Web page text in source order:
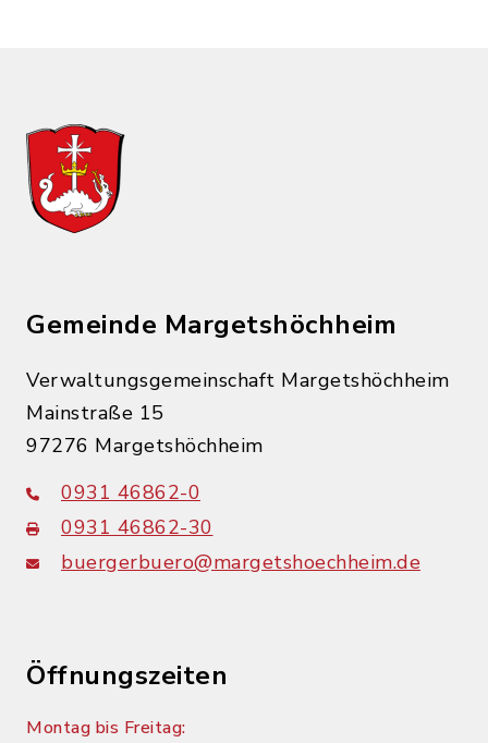
Gemeinde Margetshöchheim
Verwaltungsgemeinschaft Margetshöchheim
Mainstraße 15
97276 Margetshöchheim
0931 46862-0
0931 46862-30
buergerbuero@margetshoechheim.de
Öffnungszeiten
Montag bis Freitag: